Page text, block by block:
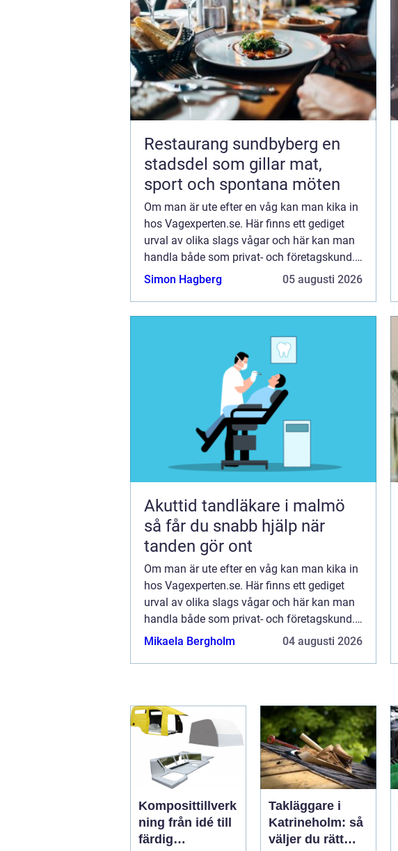
Restaurang sundbyberg en
stadsdel som gillar mat,
sport och spontana möten
Om man är ute efter en våg kan man kika in
hos Vagexperten.se. Här finns ett gediget
urval av olika slags vågar och här kan man
handla både som privat- och företagskund.
Här finns Sveriges största urval...
Simon Hagberg 05 augusti 2026
Akuttid tandläkare i malmö
så får du snabb hjälp när
tanden gör ont
Om man är ute efter en våg kan man kika in
hos Vagexperten.se. Här finns ett gediget
urval av olika slags vågar och här kan man
handla både som privat- och företagskund.
Här finns Sveriges största urval...
Mikaela Bergholm 04 augusti 2026
Komposittillverk
ning från idé till
färdig
Takläggare i
Katrineholm: så
väljer du rätt